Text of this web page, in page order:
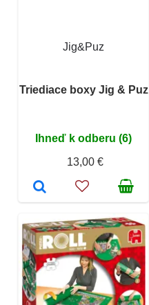
Jig&Puz
Triediace boxy Jig & Puz
Ihneď k odberu (6)
13,00 €